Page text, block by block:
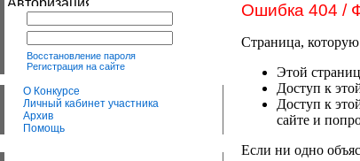
Восстановление пароля
Регистрация на сайте
О Конкурсе
Личный кабинет участника
Архив
Помощь
Ошибка 404 /
Страница,
Этой
Доступ к
Доступ к
сайте и
Если ни одно